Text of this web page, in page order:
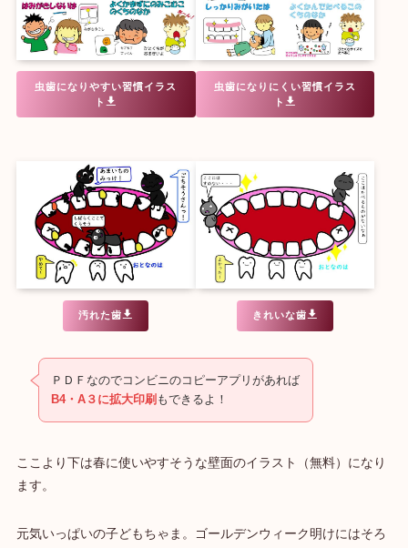
虫歯になりやすい習慣イラス
ト
虫歯になりにくい習慣イラス
ト
汚れた歯 きれいな歯
ＰＤＦなのでコンビニのコピーアプリがあれば
B4・A３に拡大印刷 もできるよ！
ここより下は春に使いやすそうな壁面のイラスト（無料）になり
ます。
元気いっぱいの子どもちゃま。ゴールデンウィーク明けにはそろ